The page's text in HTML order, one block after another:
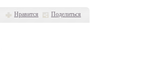
Нравится Поделиться